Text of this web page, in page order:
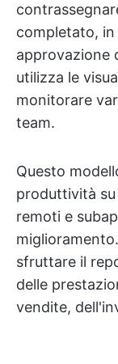
completato,
approvazione
utilizza le
monitorare
team.
Questo
produttività su
remoti e
sfruttare il
delle
vendite,